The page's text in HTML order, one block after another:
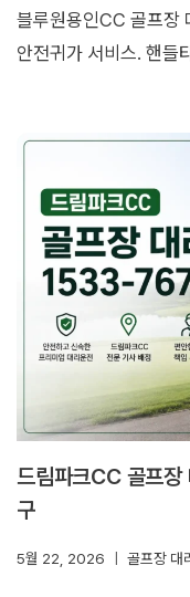
블루원용인CC 골프장
안전귀가 서비스. 핸
드림파크CC 골프장
구
5월 22, 2026 골프장 대